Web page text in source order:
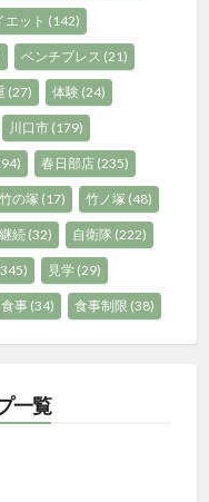
エット (142)
ベンチプレス (21)
(27) 体験 (24)
川口市 (179)
春日部店 (235)
竹の塚 (17) 竹ノ塚 (48)
継続 (32) 自衛隊 (222)
見学 (29)
食事 (34) 食事制限 (38)
一覧